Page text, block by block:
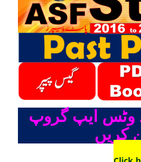
وٹس ایپ گروپ
کریں